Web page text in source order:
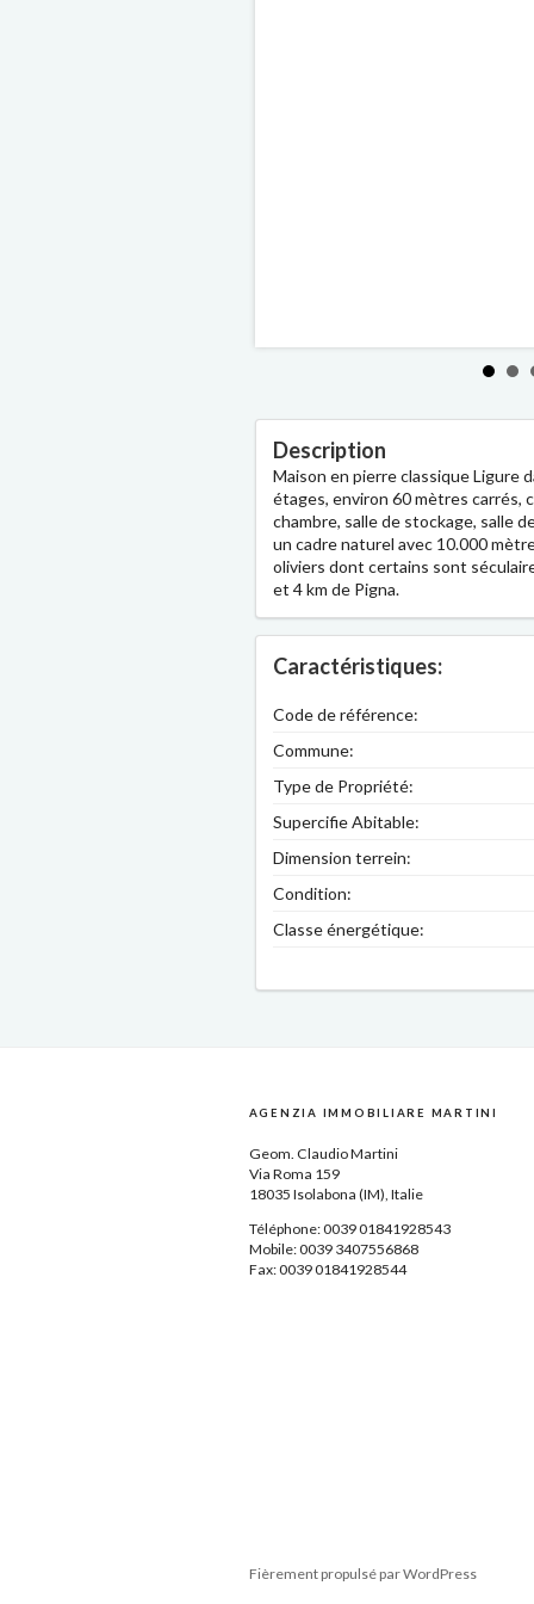
Description
Maison en pierre classique Ligure
étages, environ 60 mètres carrés,
chambre, salle de stockage, salle
un cadre naturel avec 10.000
oliviers dont certains sont
et 4 km de Pigna.
Caractéristiques:
Code de référence:
Commune:
Type de Propriété:
Supercifie Abitable:
Dimension terrein:
Condition:
Classe énergétique:
AGENZIA IMMOBILIARE MARTINI
Geom. Claudio Martini
Via Roma 159
18035 Isolabona (IM), Italie
Téléphone: 003901841928543
Mobile: 0039 3407556868
Fax: 0039 01841928544
Fièrement propulsé par WordPress